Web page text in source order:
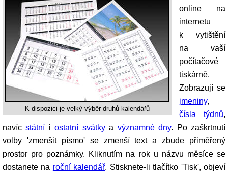
K dispozici je velký výběr druhů kalendářů
online na
internetu
k vytištění
na vaší
počítačové
tiskárně.
Zobrazují se
jmeniny,
čísla týdnů,
navícstátní iostatní svátkya významné dny. Po zaškrtnutí
volby 'zmenšit písmo' se zmenší text a zbude přiměřený
prostor pro poznámky. Kliknutím na rok u názvu měsíce se
dostanete na roční kalendář. Stisknete-li tlačítko 'Tisk', objeví